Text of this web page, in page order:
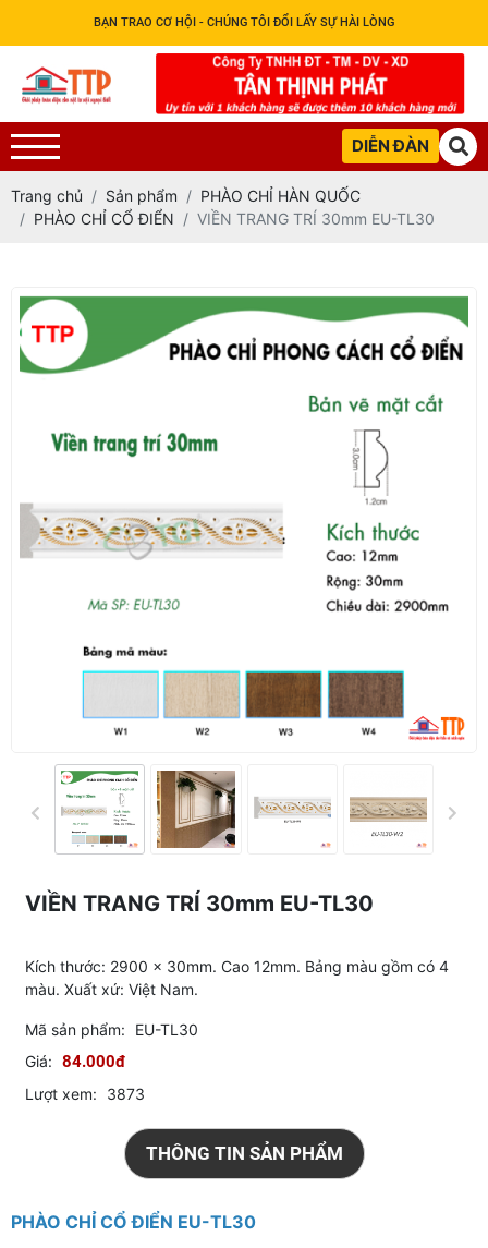
BẠN TRAO CƠ HỘI - CHÚNG TÔI ĐỔI LẤY SỰ HÀI LÒNG
DIỄN ĐÀN
Trang chủ Sản phẩm
PHÀO CHỈ HÀN QUỐC
PHÀO CHỈ CỔ ĐIỂN
VIỀN TRANG TRÍ 30mm EU-TL30
VIỀN TRANG TRÍ 30mm EU-TL30
Kích thước: 2900 x 30mm. Cao 12mm. Bảng màu gồm có 4
màu. Xuất xứ: Việt Nam.
Mã sản phẩm:
EU-TL30
Giá: 84.000đ
Lượt xem: 3873
THÔNG TIN SẢN PHẨM
PHÀO CHỈ CỔ ĐIỂN EU-TL30